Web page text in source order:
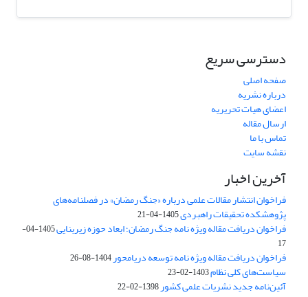
دسترسی سریع
صفحه اصلی
درباره نشریه
اعضای هیات تحریریه
ارسال مقاله
تماس با ما
نقشه سایت
آخرین اخبار
فراخوان انتشار مقالات علمی درباره «جنگ رمضان» در فصلنامه‌های
پژوهشکده تحقیقات راهبردی1405-04-21
فراخوان دریافت مقاله ویژه نامه جنگ رمضان؛ ابعاد حوزه زیربنایی
1405-04-
17
فراخوان دریافت مقاله ویژه نامه توسعه دریامحور1404-08-26
سیاست‌های کلی نظام1403-02-23
آئین‌نامه جدید نشریات علمی کشور1398-02-22